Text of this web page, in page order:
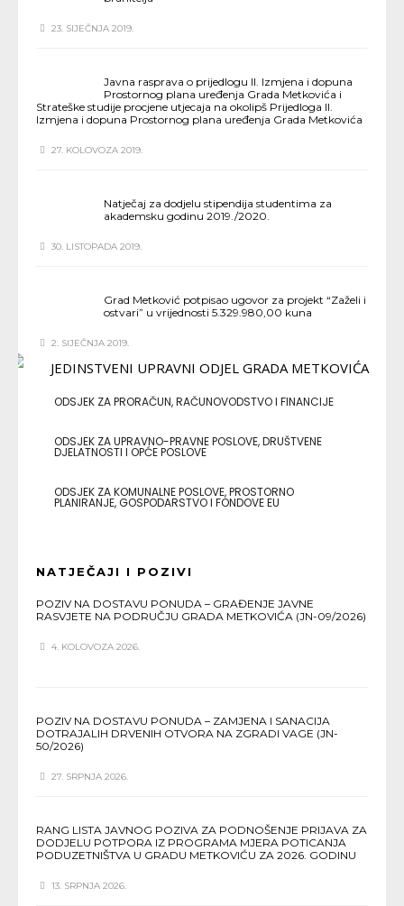
23. SIJEČNJA 2019.
Javna rasprava o prijedlogu II. Izmjena i dopuna
Prostornog plana uređenja Grada Metkovića i
Strateške studije procjene utjecaja na okolipš Prijedloga II.
Izmjena i dopuna Prostornog plana uređenja Grada Metkovića
27. KOLOVOZA 2019.
Natječaj za dodjelu stipendija studentima za
akademsku godinu 2019./2020.
30. LISTOPADA 2019.
Grad Metković potpisao ugovor za projekt “Zaželi i
ostvari” u vrijednosti 5.329.980,00 kuna
2. SIJEČNJA 2019.
ODSJEK ZA PRORAČUN, RAČUNOVODSTVO I FINANCIJE
ODSJEK ZA UPRAVNO-PRAVNE POSLOVE, DRUŠTVENE
DJELATNOSTI I OPĆE POSLOVE
ODSJEK ZA KOMUNALNE POSLOVE, PROSTORNO
PLANIRANJE, GOSPODARSTVO I FONDOVE EU
NATJEČAJI I POZIVI
POZIV NA DOSTAVU PONUDA – GRAĐENJE JAVNE
RASVJETE NA PODRUČJU GRADA METKOVIĆA (JN-09/2026)
4. KOLOVOZA 2026.
POZIV NA DOSTAVU PONUDA – ZAMJENA I SANACIJA
DOTRAJALIH DRVENIH OTVORA NA ZGRADI VAGE (JN-
50/2026)
27. SRPNJA 2026.
RANG LISTA JAVNOG POZIVA ZA PODNOŠENJE PRIJAVA ZA
DODJELU POTPORA IZ PROGRAMA MJERA POTICANJA
PODUZETNIŠTVA U GRADU METKOVIĆU ZA 2026. GODINU
13. SRPNJA 2026.